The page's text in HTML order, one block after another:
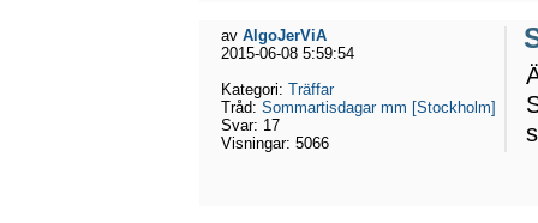
av AlgoJerViA
2015-06-08 5:59:54
Kategori: Träffar
Tråd: Sommartisdagar mm [Stockholm]
Svar: 17
Visningar: 5066